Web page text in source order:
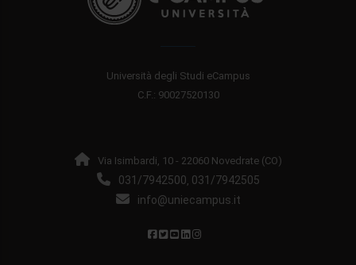
Università degli Studi eCampus
C.F.: 90027520130
Via Isimbardi, 10 - 22060 Novedrate (CO)
031/7942500, 031/7942505
info@uniecampus.it